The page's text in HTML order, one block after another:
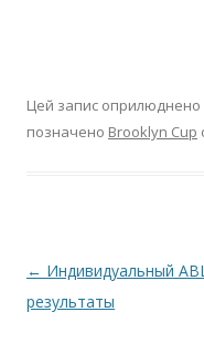
Цей запис оприлюднено
позначено Brooklyn Cup
Навігація по запису
← Индивидуальный
результаты